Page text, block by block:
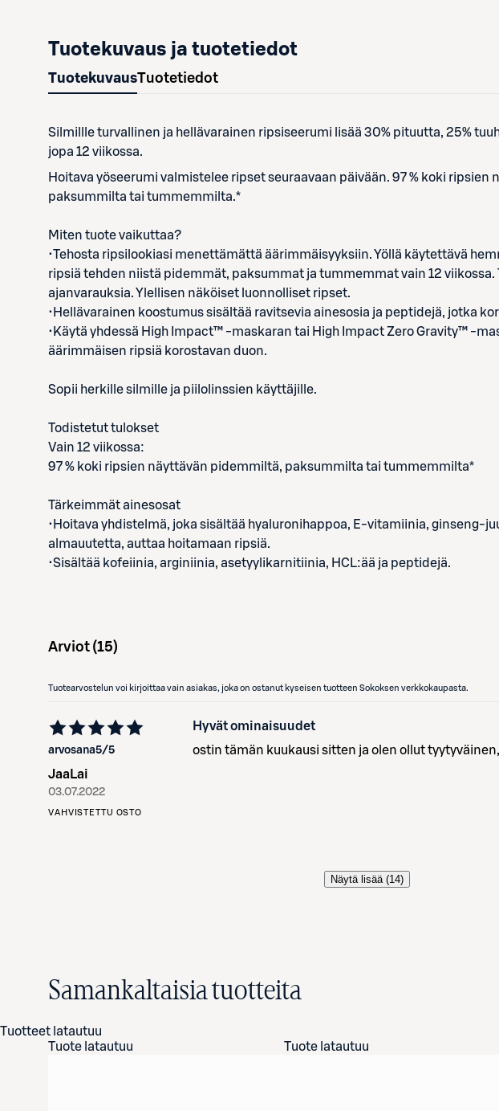
Tuotekuvaus ja tuotetiedot
TuotekuvausTuotetiedot
Silmillle turvallinen ja hellävarainen ripsiseerumi lisää 30% pituutta, 25%
jopa 12 viikossa.
Hoitava yöseerumi valmistelee ripset seuraavaan päivään. 97 % koki
paksummilta tai tummemmilta.*
Miten tuote vaikuttaa?
•Tehosta ripsilookiasi menettämättä äärimmäisyyksiin. Yöllä käytettävä
ripsiä tehden niistä pidemmät, paksummat ja tummemmat vain 12 viikossa.
ajanvarauksia. Ylellisen näköiset luonnolliset ripset.
•Hellävarainen koostumus sisältää ravitsevia ainesosia ja peptidejä, jotka
•Käytä yhdessä High Impact™ -maskaran tai High Impact Zero Gravity™ -
äärimmäisen ripsiä korostavan duon.
Sopii herkille silmille ja piilolinssien käyttäjille.
Todistetut tulokset
Vain 12 viikossa:
97 % koki ripsien näyttävän pidemmiltä, paksummilta tai tummemmilta*
Tärkeimmät ainesosat
•Hoitava yhdistelmä, joka sisältää hyaluronihappoa, E-vitamiinia, ginseng-
almauutetta, auttaa hoitamaan ripsiä.
•Sisältää kofeiinia, arginiinia, asetyylikarnitiinia, HCL:ää ja peptidejä.
Arviot (15)
Tuotearvostelun voi kirjoittaa vain asiakas, joka on ostanut kyseisen tuotteen Sokoksen verkkokaupasta.
arvosana5/5
JaaLai
03.07.2022
VAHVISTETTU OSTO
Hyvät ominaisuudet
ostin tämän kuukausi sitten ja olen ollut
Näytä lisää (14)
Samankaltaisia tuotteita
Tuotteet latautuu
Tuote latautuu
Tuote latautuu